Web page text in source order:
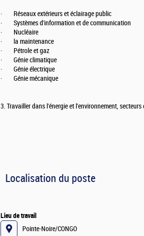
· Réseaux extérieurs et éclairage public
· Systèmes d'information et de communication
· Nucléaire
· la maintenance
· Pétrole et gaz
· Génie climatique
· Génie électrique
· Génie mécanique
3. Travailler dans l'énergie et l'environnement,
Localisation du poste
Lieu de travail
Pointe-Noire/CONGO